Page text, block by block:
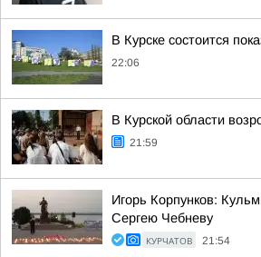
В Курске состоится
22:06
В Курской области
21:59
Игорь Корпунков:
Сергею Чебневу
КУРЧАТОВ 21:54